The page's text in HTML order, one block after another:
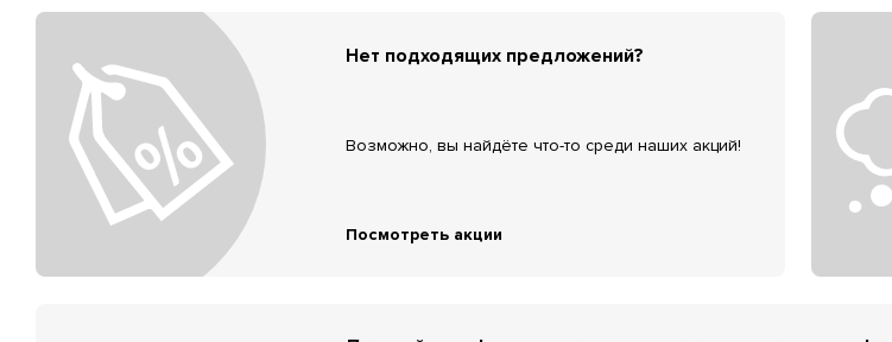
Нет подходящих предложений?
Возможно, вы найдёте что-то среди наших акций!
Посмотреть акции